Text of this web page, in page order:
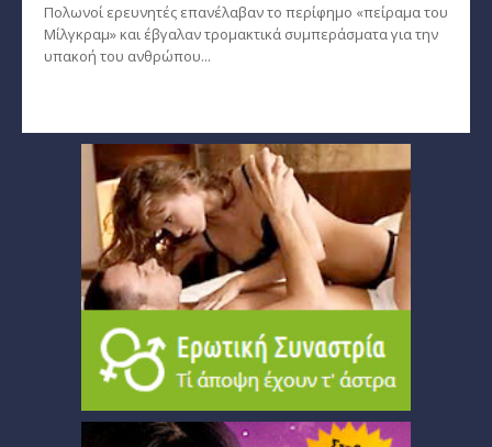
Πολωνοί ερευνητές επανέλαβαν το περίφημο «πείραμα του
Μίλγκραμ» και έβγαλαν τρομακτικά συμπεράσματα για την
υπακοή του ανθρώπου...